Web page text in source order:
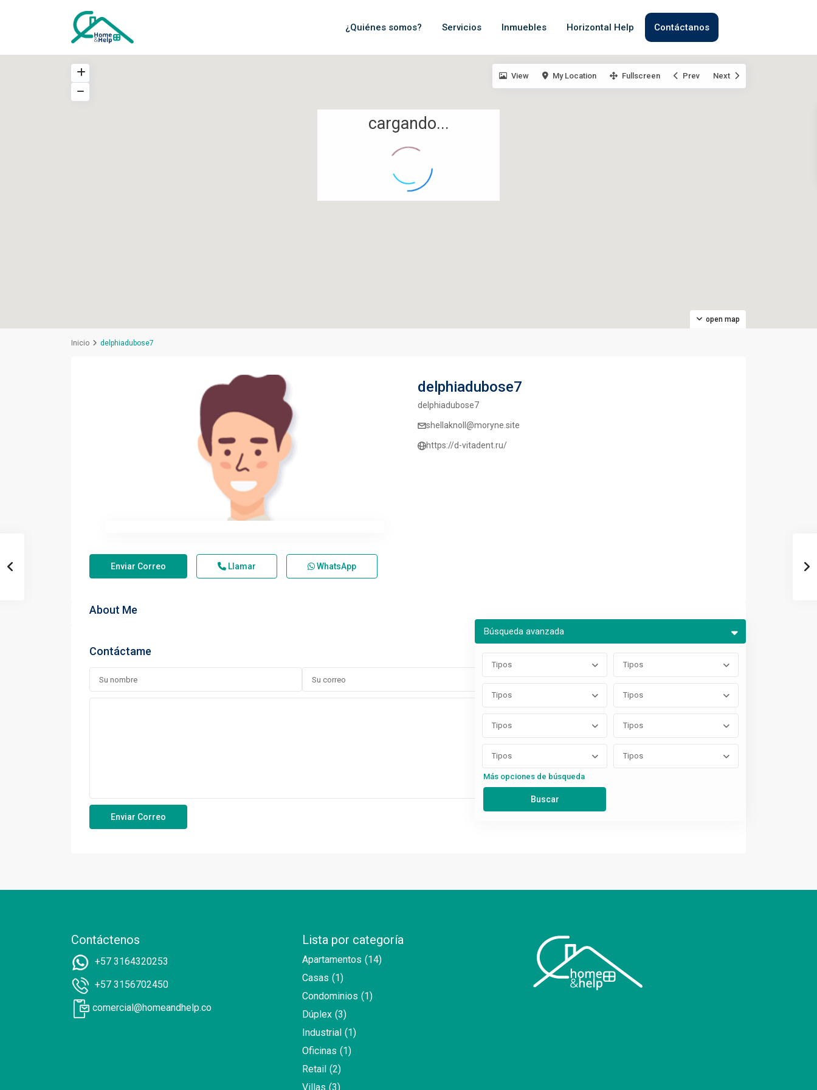
¿Quiénes somos? Servicios Inmuebles Horizontal Help Contáctanos
cargando...
open map
View My Location Fullscreen Prev Next
Búsqueda avanzada
Tipos Tipos
Tipos Tipos
Tipos Tipos
Tipos Tipos
Más opciones de búsqueda
Inicio delphiadubose7
delphiadubose7
delphiadubose7
shellaknoll@moryne.site
https://d-vitadent.ru/
Enviar Correo Llamar WhatsApp
About Me
Contáctame
Contáctenos
+57 3164320253
+57 3156702450
comercial@homeandhelp.co
Lista por categoría
Apartamentos (14)
Casas (1)
Condominios (1)
Dúplex (3)
Industrial (1)
Oficinas (1)
Retail (2)
Villas (3)